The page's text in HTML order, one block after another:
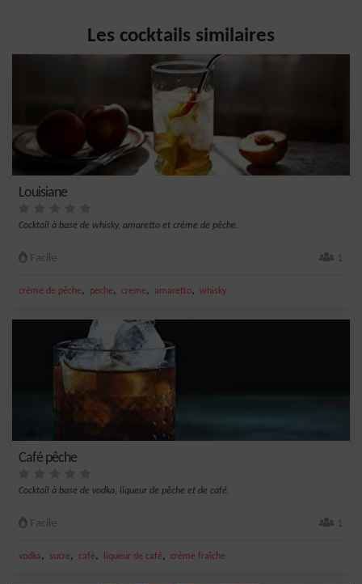
Les cocktails similaires
Louisiane
Cocktail à base de whisky, amaretto et crème de pêche.
Facile 1
crème de pêche, peche, creme, amaretto, whisky
Café pêche
Cocktail à base de vodka, liqueur de pêche et de café.
Facile 1
vodka, sucre, café, liqueur de café, crème fraîche